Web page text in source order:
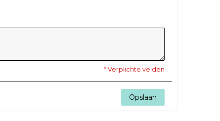
* Verplichte velden
Opslaan